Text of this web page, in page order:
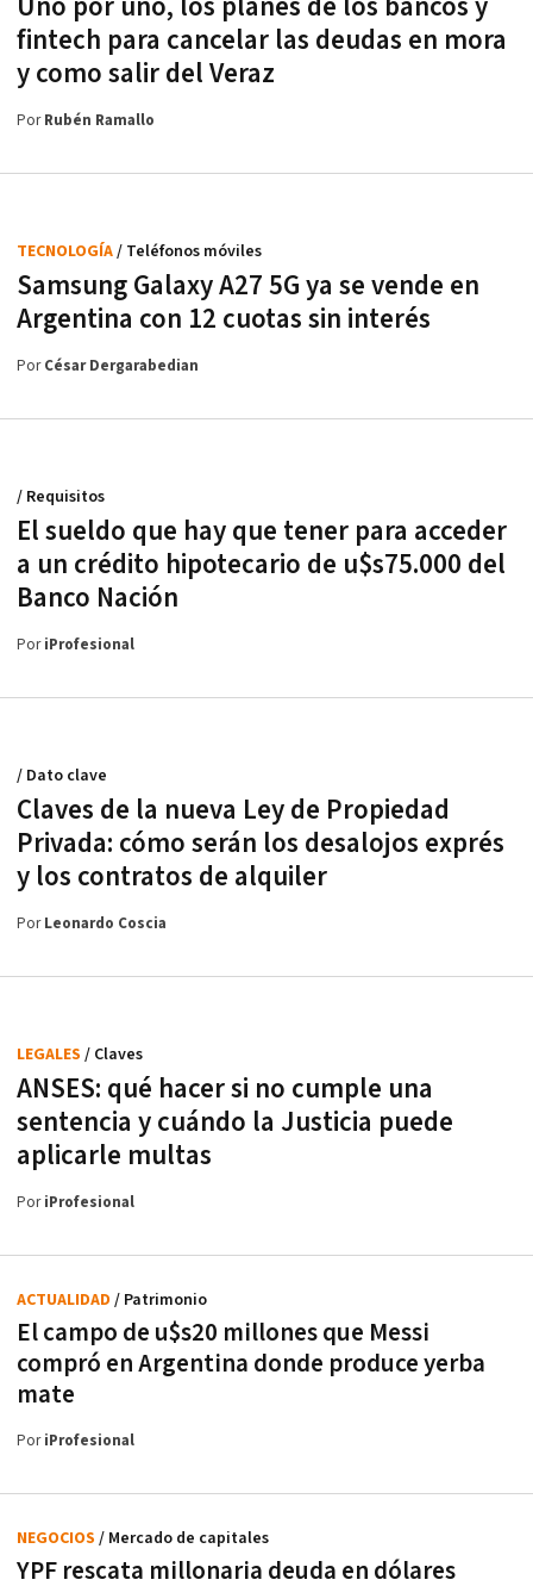
Uno por uno, los planes de los bancos y
fintech para cancelar las deudas en mora
y como salir del Veraz
PorRubén Ramallo
Samsung Galaxy A27 5G ya se vende en
Argentina con 12 cuotas sin interés
TECNOLOGÍA/ Teléfonos móviles
PorCésar Dergarabedian
El sueldo que hay que tener para acceder
a un crédito hipotecario de u$s75.000 del
Banco Nación
/ Requisitos
PoriProfesional
Claves de la nueva Ley de Propiedad
Privada: cómo serán los desalojos exprés
y los contratos de alquiler
/ Dato clave
PorLeonardo Coscia
ANSES: qué hacer si no cumple una
sentencia y cuándo la Justicia puede
aplicarle multas
LEGALES / Claves
PoriProfesional
El campo de u$s20 millones que Messi
compró en Argentina donde produce yerba
mate
ACTUALIDAD / Patrimonio
PoriProfesional
YPF rescata millonaria deuda en dólares
NEGOCIOS / Mercado de capitales